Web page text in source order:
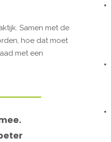
Samen met de
hoe dat moet
met een